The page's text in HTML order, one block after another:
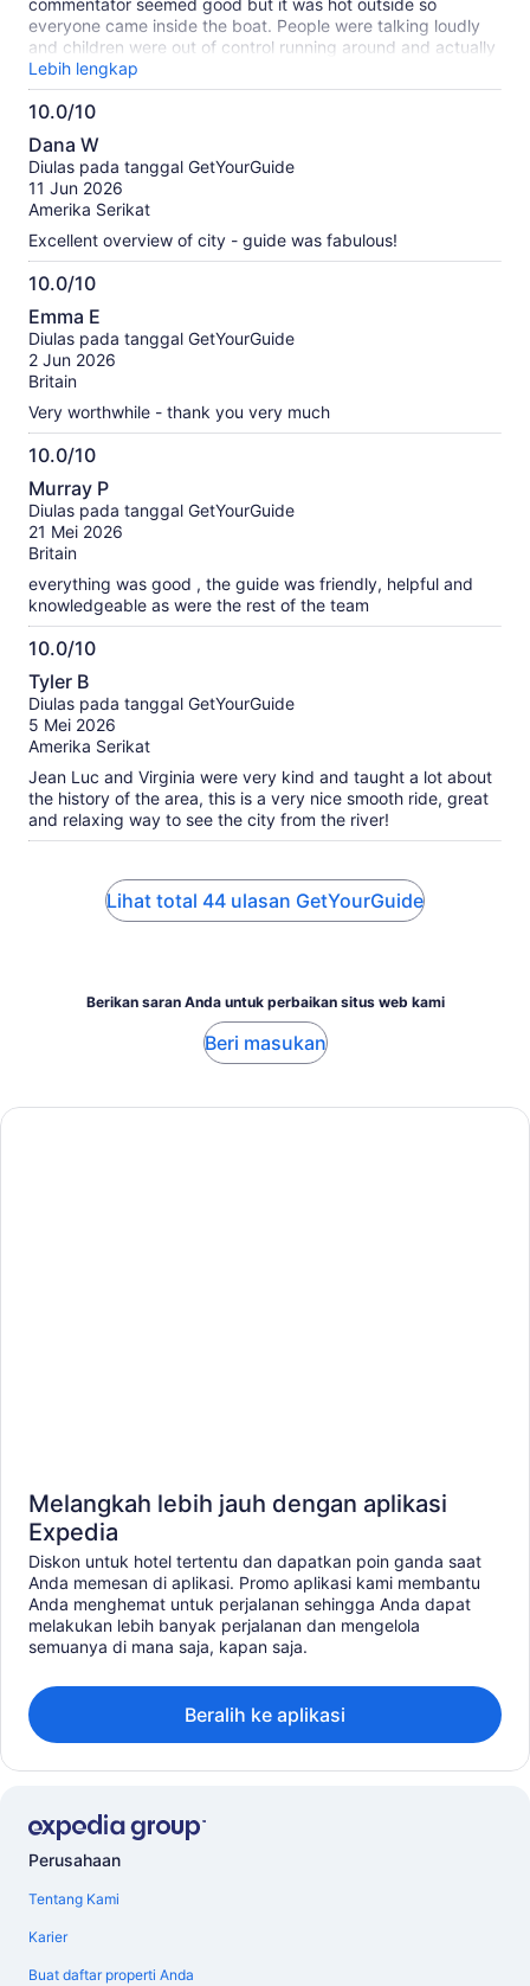
commentator seemed good but it was hot outside so
everyone came inside the boat. People were talking loudly
and children were out of control running around and actually
screaming. No fault of the presenter but no one could hear
what he was saying. I’m not sure what the solution would be
but it was a total waste of time.
Lebih lengkap
10.0/10
10.0
dari
10
Dana W
Diulas pada tanggal GetYourGuide
11 Jun 2026
Amerika Serikat
Excellent overview of city - guide was fabulous!
10.0/10
10.0
dari
10
Emma E
Diulas pada tanggal GetYourGuide
2 Jun 2026
Britain
Very worthwhile - thank you very much
10.0/10
10.0
dari
10
Murray P
Diulas pada tanggal GetYourGuide
21 Mei 2026
Britain
everything was good , the guide was friendly, helpful and
knowledgeable as were the rest of the team
10.0/10
10.0
dari
10
Tyler B
Diulas pada tanggal GetYourGuide
5 Mei 2026
Amerika Serikat
Jean Luc and Virginia were very kind and taught a lot about
the history of the area, this is a very nice smooth ride, great
and relaxing way to see the city from the river!
Lihat total 44 ulasan GetYourGuide
Berikan saran Anda untuk perbaikan situs web kami
Beri masukan
Melangkah lebih jauh dengan aplikasi
Expedia
Diskon untuk hotel tertentu dan dapatkan poin ganda saat
Anda memesan di aplikasi. Promo aplikasi kami membantu
Anda menghemat untuk perjalanan sehingga Anda dapat
melakukan lebih banyak perjalanan dan mengelola
semuanya di mana saja, kapan saja.
Beralih ke aplikasi
Perusahaan
Tentang Kami
Karier
Buat daftar properti Anda